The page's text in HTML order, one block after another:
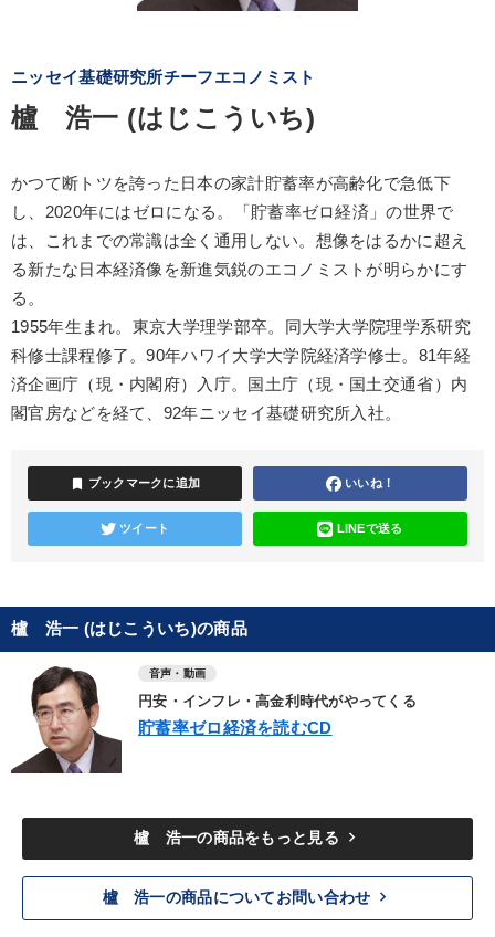
ニッセイ基礎研究所チーフエコノミスト
櫨 浩一 (はじこういち)
かつて断トツを誇った日本の家計貯蓄率が高齢化で急低下
し、2020年にはゼロになる。「貯蓄率ゼロ経済」の世界で
は、これまでの常識は全く通用しない。想像をはるかに超え
る新たな日本経済像を新進気鋭のエコノミストが明らかにす
る。
1955年生まれ。東京大学理学部卒。同大学大学院理学系研究
科修士課程修了。90年ハワイ大学大学院経済学修士。81年経
済企画庁（現・内閣府）入庁。国土庁（現・国土交通省）内
閣官房などを経て、92年ニッセイ基礎研究所入社。
bookmark ブックマークに追加 いいね！
ツイート LINEで送る
櫨 浩一 (はじこういち)の商品
音声・動画
円安・インフレ・高金利時代がやってくる
貯蓄率ゼロ経済を読むCD
櫨 浩一の商品をもっと見る keyboard_arrow_right
櫨 浩一の商品についてお問い合わせ keyboard_arrow_right